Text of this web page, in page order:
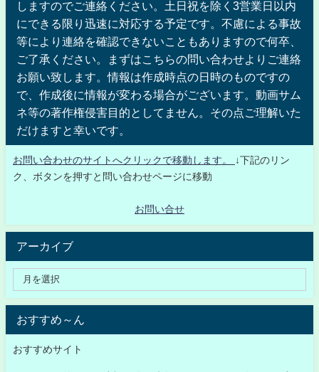
しますのでご連絡ください。土日祝を除く3営業日以内
にできる限り迅速に対応する予定です。不慮による事故
等により連絡を確認できないこともありますので何卒、
ご了承ください。まずはこちらの問い合わせよりご連絡
お願い致します。情報は作成時点の日時のものですの
で、作成後に情報が変わる場合がございます。動画サム
ネ等の著作権侵害目的としてません。その点ご理解いた
だけますと幸いです。
お問い合わせのサイトへクリックで移動します。
↓下記のリン
ク、ボタンを押すと問い合わせページに移動
お問い合せ
アーカイブ
おすすめ～ん
おすすめサイト